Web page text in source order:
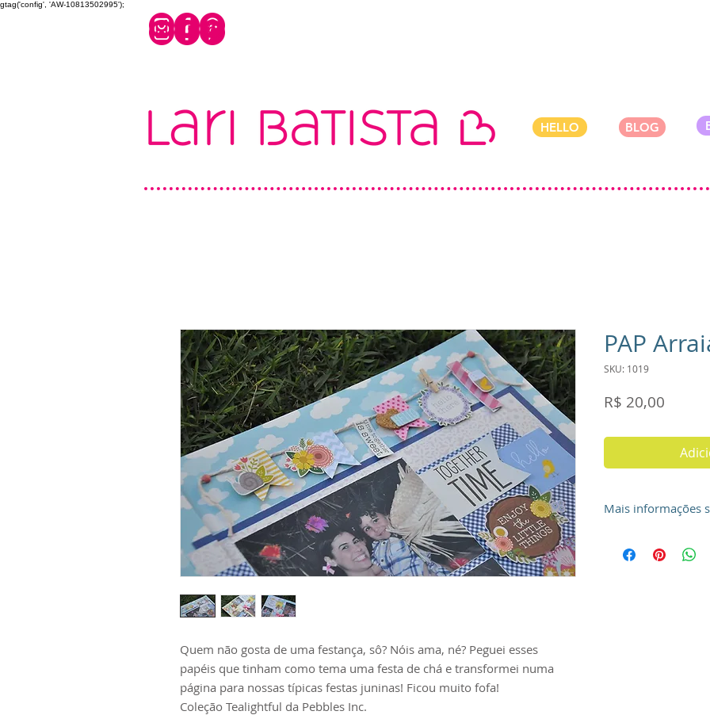
gtag('config', 'AW-10813502995');
HELLO BLOG
Quem não gosta de uma festança, sô? Nóis ama, né? Peguei esses
papéis que tinham como tema uma festa de chá e transformei numa
página para nossas típicas festas juninas! Ficou muito fofa!
Coleção Tealightful da Pebbles Inc.
PAP
SKU: 1019
R$ 20,00
Mais informações
intransferível,